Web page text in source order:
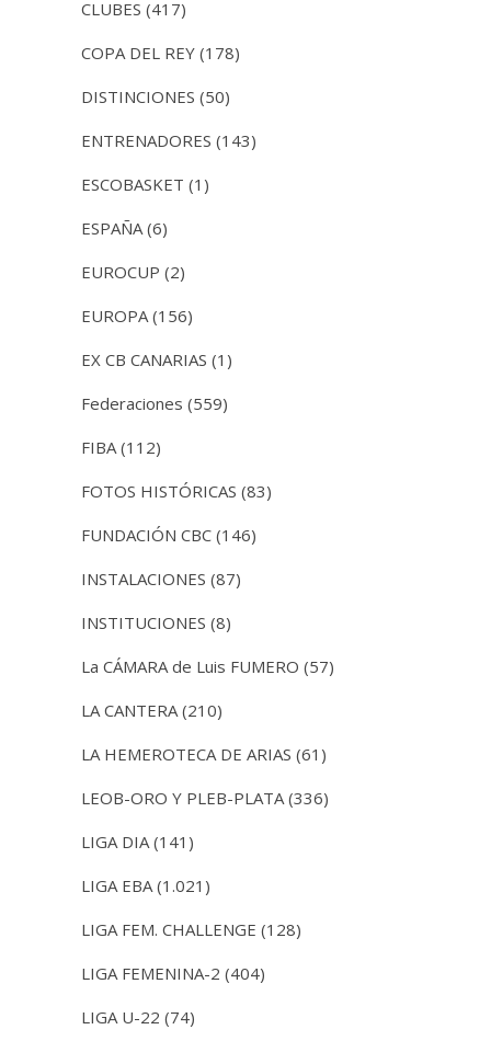
CLUBES (417)
COPA DEL REY (178)
DISTINCIONES (50)
ENTRENADORES (143)
ESCOBASKET (1)
ESPAÑA (6)
EUROCUP (2)
EUROPA (156)
EX CB CANARIAS (1)
Federaciones (559)
FIBA (112)
FOTOS HISTÓRICAS (83)
FUNDACIÓN CBC (146)
INSTALACIONES (87)
INSTITUCIONES (8)
La CÁMARA de Luis FUMERO (57)
LA CANTERA (210)
LA HEMEROTECA DE ARIAS (61)
LEOB-ORO Y PLEB-PLATA (336)
LIGA DIA (141)
LIGA EBA (1.021)
LIGA FEM. CHALLENGE (128)
LIGA FEMENINA-2 (404)
LIGA U-22 (74)